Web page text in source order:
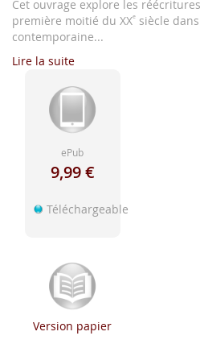
Cet ouvrage explore les
première moitié du XXe siècle
contemporaine...
Lire la suite
ePub
9,99 €
Téléchargeable
Version papier